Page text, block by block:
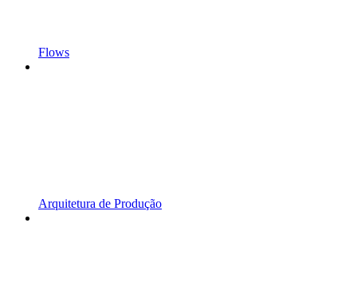
Flows
Arquitetura de Produção